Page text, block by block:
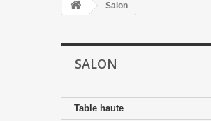
Salon
SALON
Table haute